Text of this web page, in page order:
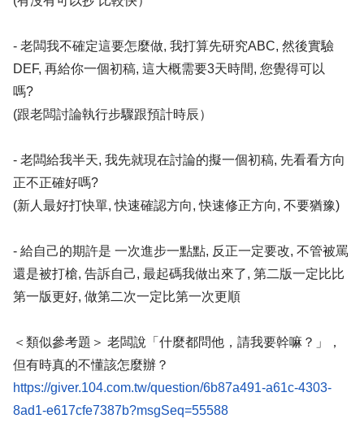
- 老闆我不確定這要怎麼做, 我打算先研究ABC, 然後實驗
DEF, 再給你一個初稿, 這大概需要3天時間, 您覺得可以
嗎?
(跟老闆討論執行步驟跟預計時辰）
- 老闆給我半天, 我先就現在討論的擬一個初稿, 先看看方向
正不正確好嗎?
(新人最好打快單, 快速確認方向, 快速修正方向, 不要猶豫)
- 給自己的期許是 一次進步一點點, 反正一定要改, 不管被罵
還是被打槍, 告訴自己, 最起碼我做出來了, 第二版一定比比
第一版更好, 做第二次一定比第一次更順
＜類似參考題＞ 老闆說「什麼都問他，請我要幹嘛？」，
但有時真的不懂該怎麼辦？
https://giver.104.com.tw/question/6b87a491-a61c-4303-
8ad1-e617cfe7387b?msgSeq=55588